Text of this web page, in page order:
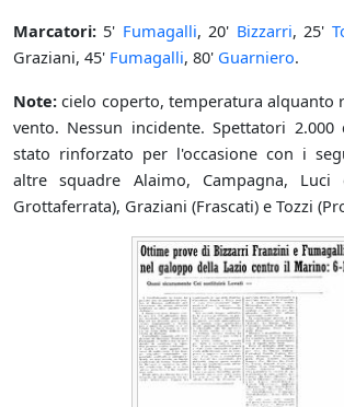
Marcatori: 5' Fumagalli, 20' Bizzarri, 25'
Graziani, 45' Fumagalli, 80' Guarniero.
Note: cielo coperto, temperatura alquanto
vento. Nessun incidente. Spettatori
stato rinforzato per l'occasione con i
altre squadre Alaimo, Campagna, Luci
Grottaferrata), Graziani (Frascati) e Tozzi